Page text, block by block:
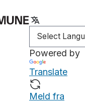
Powered by
Translate
Meld fra